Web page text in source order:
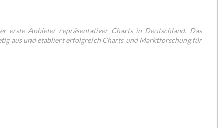
erste Anbieter repräsentativer Charts in Deutschland. Das
aus und etabliert erfolgreich Charts und Marktforschung für